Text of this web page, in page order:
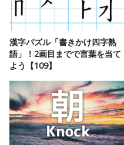
漢字パズル「書きかけ四字熟
語」！2画目までで言葉を当て
よう【109】